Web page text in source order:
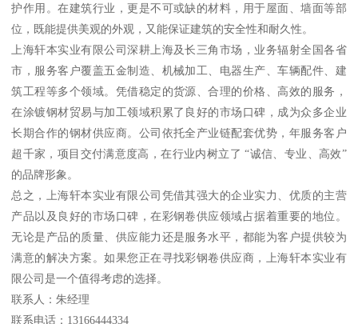
护作用。在建筑行业，更是不可或缺的材料，用于屋面、墙面等部
位，既能提供美观的外观，又能保证建筑的安全性和耐久性。
上海轩本实业有限公司深耕上海及长三角市场，业务辐射全国各省
市，服务客户覆盖五金制造、机械加工、电器生产、车辆配件、建
筑工程等多个领域。凭借稳定的货源、合理的价格、高效的服务，
在涂镀钢材贸易与加工领域积累了良好的市场口碑，成为众多企业
长期合作的钢材供应商。公司依托全产业链配套优势，年服务客户
超千家，项目交付满意度高，在行业内树立了 “诚信、专业、高效”
的品牌形象。
总之，上海轩本实业有限公司凭借其强大的企业实力、优质的主营
产品以及良好的市场口碑，在彩钢卷供应领域占据着重要的地位。
无论是产品的质量、供应能力还是服务水平，都能为客户提供较为
满意的解决方案。如果您正在寻找彩钢卷供应商，上海轩本实业有
限公司是一个值得考虑的选择。
联系人：朱经理
联系电话：13166444334